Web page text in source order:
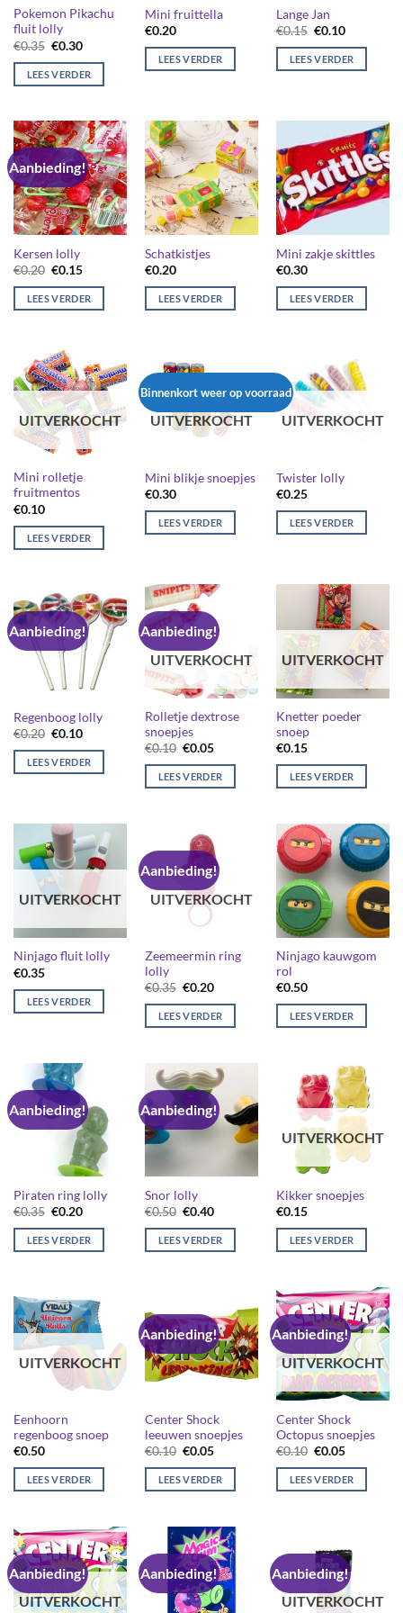
Pokemon Pikachu
fluit lolly
€0.35 Oorspronkelijke
was:
€0.35.
€0.30Huidige
is:
€0.30.
LEES VERDER
Mini fruittella
€0.20
LEES VERDER
Lange Jan
€0.15 Oorspronkelijke
was:
€0.15.
€0.10Huidige
is:
€0.10.
LEES VERDER
Aanbieding!
Kersen lolly
€0.20 Oorspronkelijke
was:
€0.20.
€0.15Huidige
is:
€0.15.
LEES VERDER
Schatkistjes
€0.20
LEES VERDER
Mini zakje skittles
€0.30
LEES VERDER
UITVERKOCHT
Mini rolletje
fruitmentos
€0.10
LEES VERDER
Binnenkort weer op voorraad
UITVERKOCHT
Mini blikje snoepjes
€0.30
LEES VERDER
UITVERKOCHT
Twister lolly
€0.25
LEES VERDER
Aanbieding!
Regenboog lolly
€0.20 Oorspronkelijke
was:
€0.20.
€0.10Huidige
is:
€0.10.
LEES VERDER
Aanbieding!
UITVERKOCHT
Rolletje dextrose
snoepjes
€0.10 Oorspronkelijke
was:
€0.10.
€0.05Huidige
is:
€0.05.
LEES VERDER
UITVERKOCHT
Knetter poeder
snoep
€0.15
LEES VERDER
UITVERKOCHT
Ninjago fluit lolly
€0.35
LEES VERDER
Aanbieding!
UITVERKOCHT
Zeemeermin ring
lolly
€0.35 Oorspronkelijke
was:
€0.35.
€0.20Huidige
is:
€0.20.
LEES VERDER
Ninjago kauwgom
rol
€0.50
LEES VERDER
Aanbieding!
Piraten ring lolly
€0.35 Oorspronkelijke
was:
€0.35.
€0.20Huidige
is:
€0.20.
LEES VERDER
Aanbieding!
Snor lolly
€0.50 Oorspronkelijke
was:
€0.50.
€0.40Huidige
is:
€0.40.
LEES VERDER
UITVERKOCHT
Kikker snoepjes
€0.15
LEES VERDER
UITVERKOCHT
Eenhoorn
regenboog snoep
€0.50
LEES VERDER
Aanbieding!
Center Shock
leeuwen snoepjes
€0.10 Oorspronkelijke
was:
€0.10.
€0.05Huidige
is:
€0.05.
LEES VERDER
Aanbieding!
UITVERKOCHT
Center Shock
Octopus snoepjes
€0.10 Oorspronkelijke
was:
€0.10.
€0.05Huidige
is:
€0.05.
LEES VERDER
Aanbieding!
UITVERKOCHT
Aanbieding!
Aanbieding!
UITVERKOCHT